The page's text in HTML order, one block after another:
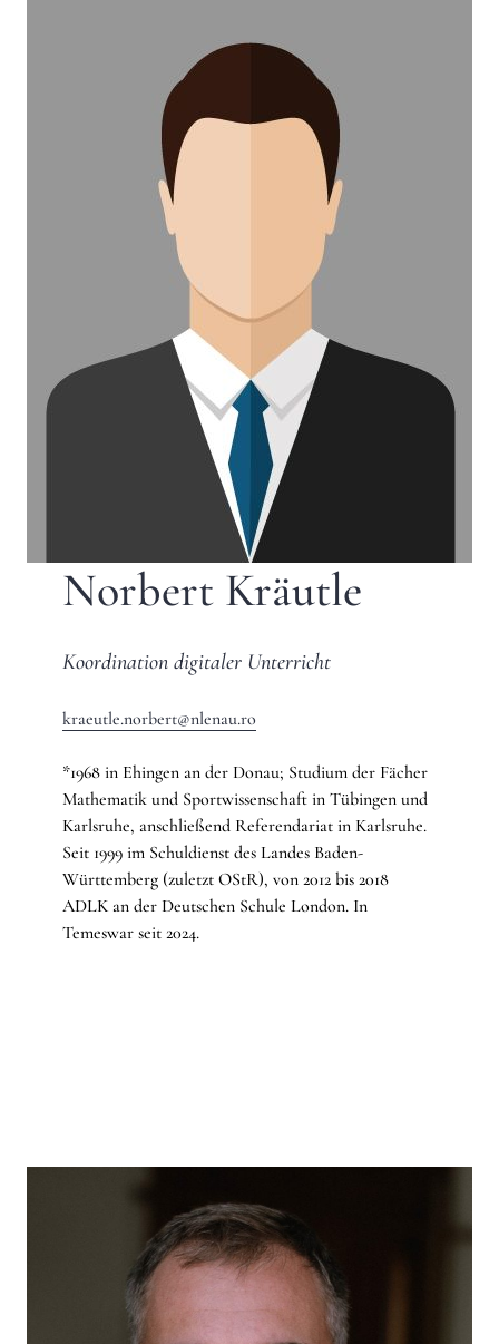
Norbert Kräutle
Koordination digitaler Unterricht
kraeutle.norbert@nlenau.ro
*1968 in Ehingen an der Donau; Studium der Fächer
Mathematik und Sportwissenschaft in Tübingen und
Karlsruhe, anschließend Referendariat in Karlsruhe.
Seit 1999 im Schuldienst des Landes Baden-
Württemberg (zuletzt OStR), von 2012 bis 2018
ADLK an der Deutschen Schule London. In
Temeswar seit 2024.